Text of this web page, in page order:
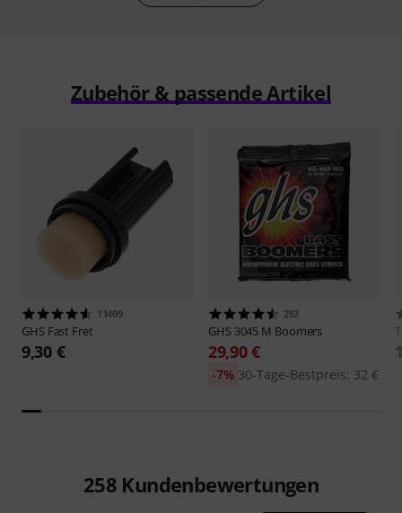
Zubehör & passende Artikel
11409
GHS Fast Fret
9,30 €
282
GHS 3045 M Boomers
29,90 €
30-Tage-Bestpreis: 32 €
-7%
258 Kundenbewertungen